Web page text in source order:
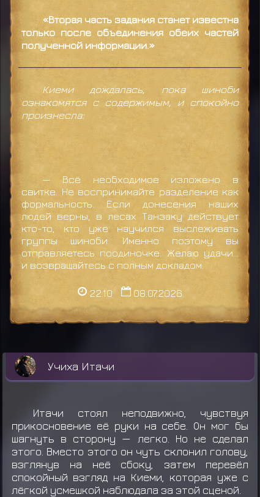
«Вторая часть задания станет известна
только после объединения обеих частей
полученной информации.»
Киеми дождалась, пока шиноби
ознакомятся с содержимым, и спокойно
произнесла:
— Всё необходимое изложено в
свитке. Не воспринимайте разделение как
формальность. Если донесения наших
людей верны, в лесах Танзаку действует
кто-то, кто уже научился выслеживать
группы шиноби. Именно поэтому вы
отправляетесь поодиночке. Желаю удачи…
и возвращайтесь с полным докладом.
22:10 08.07.2026
Учиха Итачи
Итачи стоял неподвижно, чувствуя
прикосновение её руки на себе. Он мог бы
шагнуть в сторону — легко. Но не сделал
этого. Вместо этого он чуть склонил голову,
взглянув на неё сбоку, затем перевёл
спокойный взгляд на Киеми, которая уже с
лёгкой усмешкой наблюдала за этой сценой.